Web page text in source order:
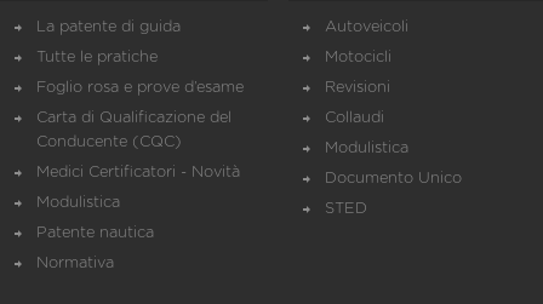
La patente di guida
Tutte le pratiche
Foglio rosa e prove d’esame
Carta di Qualificazione del
Conducente (CQC)
Medici Certificatori - Novità
Modulistica
Patente nautica
Normativa
Autoveicoli
Motocicli
Revisioni
Collaudi
Modulistica
Documento Unico
STED